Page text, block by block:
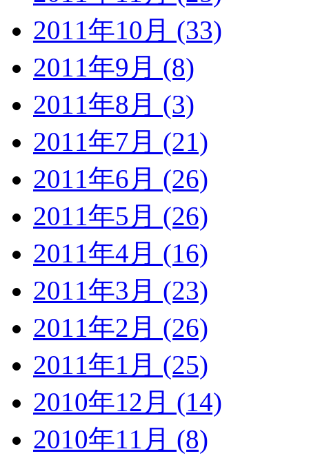
2011年10月 (33)
2011年9月 (8)
2011年8月 (3)
2011年7月 (21)
2011年6月 (26)
2011年5月 (26)
2011年4月 (16)
2011年3月 (23)
2011年2月 (26)
2011年1月 (25)
2010年12月 (14)
2010年11月 (8)